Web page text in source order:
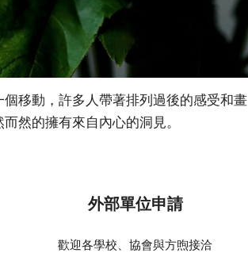
移動，許多人帶著排列過後的感受和畫
然的擁有來自內心的洞見。
外部單位申請
歡迎各學校、協會與方煦接洽